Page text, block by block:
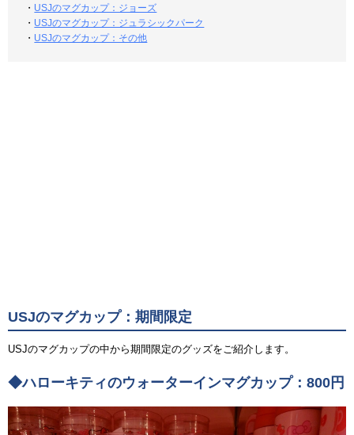
・ USJのマグカップ：ジョーズ
・ USJのマグカップ：ジュラシックパーク
・ USJのマグカップ：その他
USJのマグカップ：期間限定
USJのマグカップの中から期間限定のグッズをご紹介します。
◆ハローキティのウォーターインマグカップ：800円